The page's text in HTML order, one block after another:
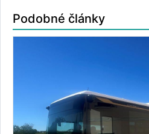
Podobné články